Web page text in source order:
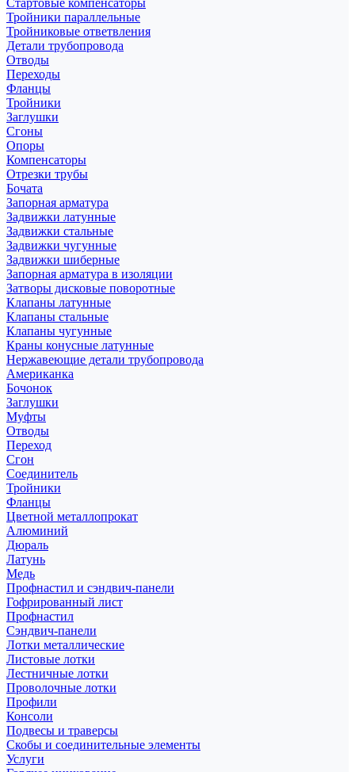
Стартовые компенсаторы
Тройники параллельные
Тройниковые ответвления
Детали трубопровода
Отводы
Переходы
Фланцы
Тройники
Заглушки
Сгоны
Опоры
Компенсаторы
Отрезки трубы
Бочата
Запорная арматура
Задвижки латунные
Задвижки стальные
Задвижки чугунные
Задвижки шиберные
Запорная арматура в изоляции
Затворы дисковые поворотные
Клапаны латунные
Клапаны стальные
Клапаны чугунные
Краны конусные латунные
Нержавеющие детали трубопровода
Американка
Бочонок
Заглушки
Муфты
Отводы
Переход
Сгон
Соединитель
Тройники
Фланцы
Цветной металлопрокат
Алюминий
Дюраль
Латунь
Медь
Профнастил и сэндвич-панели
Гофрированный лист
Профнастил
Сэндвич-панели
Лотки металлические
Листовые лотки
Лестничные лотки
Проволочные лотки
Профили
Консоли
Подвесы и траверсы
Скобы и соединительные элементы
Услуги